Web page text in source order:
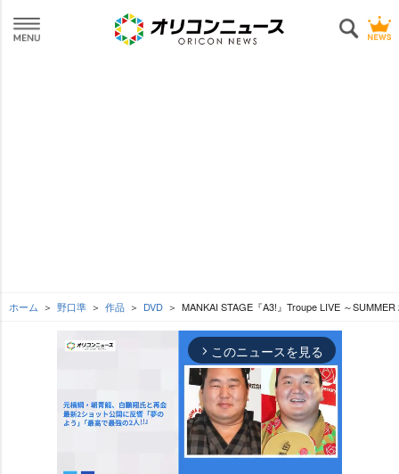
ホーム 野口準 作品 DVD MANKAI STAGE『A3!』Troupe LIVE ～SUMMER
arrow_forward_ios このニュースを見る